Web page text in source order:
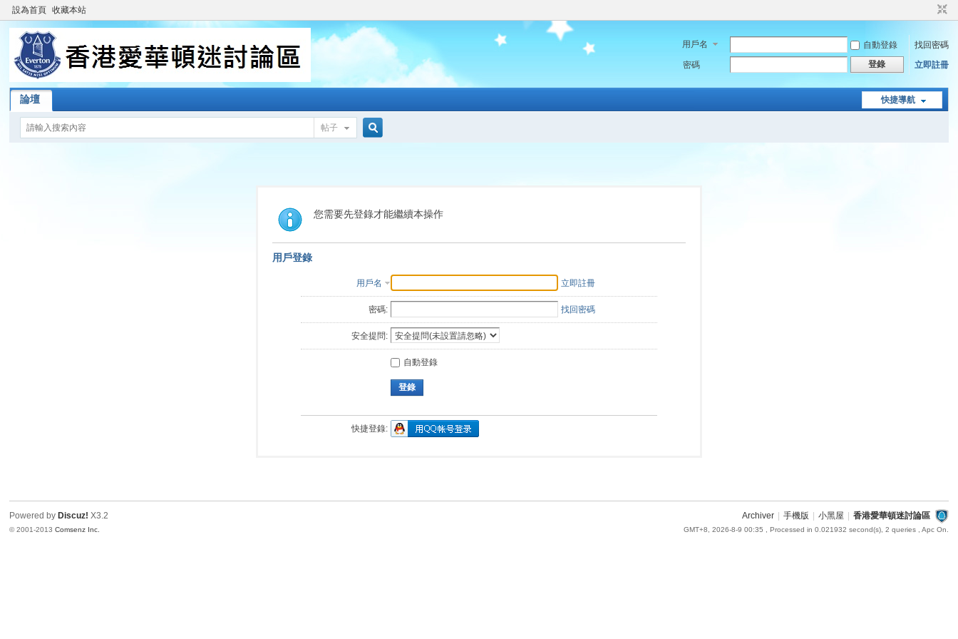
設為首頁 收藏本站
用戶名 自動登錄
找回密碼
密碼
登錄 立即註冊
快捷導航
論壇
帖子
索
您需要先登錄才能繼續本操作
用戶登錄
用戶名 立即註冊
密碼: 找回密碼
安全提問:
自動登錄
登錄
快捷登錄:
Archiver 手機版 小黑屋 香港愛華頓迷討論區
GMT+8, 2026-8-9 00:35 , Processed in 0.021932 second(s), 2 queries , Apc On.
Powered by Discuz! X3.2
© 2001-2013Comsenz Inc.